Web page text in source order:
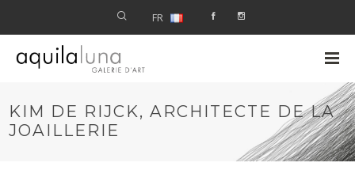
FR
KIM DE RIJCK, ARCHITECTE DE LA
JOAILLERIE